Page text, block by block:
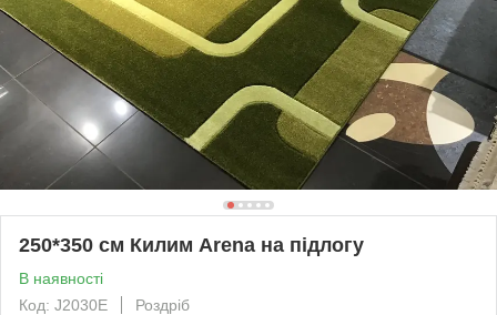
250*350 см Килим Arena на підлогу
В наявності
Код: J2030E
Роздріб